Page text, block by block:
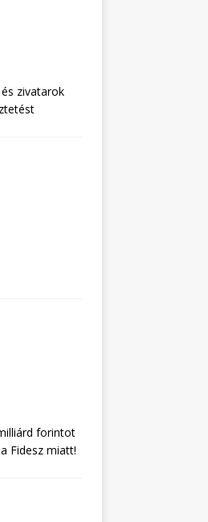
zivatarok
forintot
Fidesz miatt!